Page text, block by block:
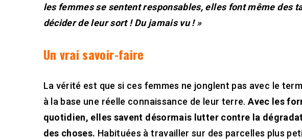
les femmes se sentent responsables, elles font même des
décider de leur sort ! Du jamais vu ! »
Un vrai savoir-faire
La vérité est que si ces femmes ne jonglent pas avec le
à la base une réelle connaissance de leur terre.Avec les
quotidien, elles savent désormais lutter contre la
des choses. Habituées à travailler sur des parcelles plus